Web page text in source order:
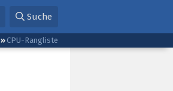
Suche
CPU-Rangliste